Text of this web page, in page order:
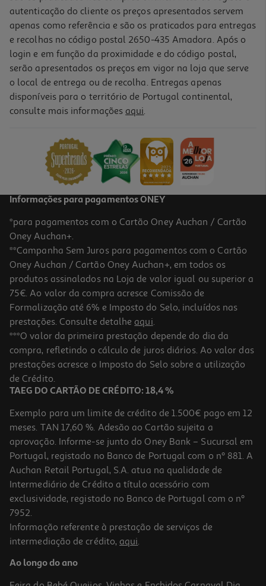
autenticação do cliente os preços apresentados servem
apenas como referência e são os praticados para entregas
e recolhas no código postal 2650-435 Amadora. Após o
login e em função da proximidade e do código postal,
serão apresentados os preços em vigor na loja que serve
o local de entrega ou de recolha. Entregas apenas
disponíveis para o território de Portugal continental,
consulte mais informações aqui.
Informações para pagamentos ONEY
*para pagamentos com o Cartão Oney Auchan / Cartão
Oney Auchan+.
**Campanha Sem Juros para pagamentos com o Cartão
Oney Auchan / Cartão Oney Auchan+, em todos os
produtos assinalados na Loja de valor igual ou superior a
75€. Ao valor da compra acresce Comissão de
Formalização até 6% e Imposto do Selo, incluídos nas
prestações. Consulte detalhe aqui.
***O valor da primeira prestação depende do dia da
compra, refletindo o cálculo de juros diários. Ao valor das
prestações acresce o Imposto do Selo sobre a utilização
de Crédito.
TAEG DO CARTÃO DE CRÉDITO: 18,4 %
Exemplo para um limite de crédito de 1.500€ pago em 12
meses. TAN 17,60 %. Adesão ao Cartão sujeita a
aprovação. Informe-se junto do Oney Bank – Sucursal em
Portugal, registado no Banco de Portugal com o nº 881. A
Auchan Retail Portugal, S.A. atua na qualidade de
Intermediário de Crédito a título acessório com
exclusividade, registado no Banco de Portugal com o nº
7952.
Informação referente à prestação de serviços de
intermediação de crédito, aqui.
Ao longo do ano